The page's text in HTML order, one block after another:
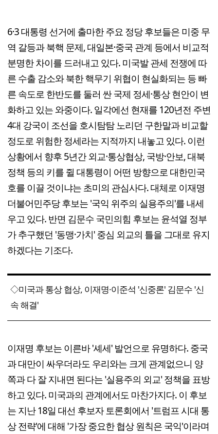
6·3 대통령 선거에 출마한 주요 정당 후보들은 미중 무
역 갈등과 북핵 문제, 대일본·중국 관계 등에서 비교적
분명한 차이를 드러내고 있다. 미국발 관세 전쟁에 따
른 수출 감소와 북한 핵무기 위협이 현실화되는 등 빠
른 속도로 한반도를 둘러 싼 국제 정세·통상 현안이 변
화하고 있는 와중이다. 일각에선 현재를 120년전 주변
4대 강국이 조선을 호시탐탐 노리던 구한말과 비교할
정도로 위험한 정세라는 지적까지 내놓고 있다. 이런
상황에서 향후 5년간 외교·통상협상, 국방·안보, 대북
정책 등의 키를 쥘 대통령이 어떤 방향으로 대한민국
호를 이끌 것이냐는 초미의 관심사다. 대체로 이재명
더불어민주당 후보는 '국익 위주의 실용주의'를 내세
우고 있다. 반면 김문수 국민의힘 후보는 윤석열 정부
가 추구했던 '동맹·가치' 중심 외교의 틀을 그대로 유지
하겠다는 기조다.
◇미국과 통상 협상, 이재명·이준석 '신중론' 김문수 '신
속 해결'
이재명 후보는 이른바 '셰세' 발언으로 유명하다. 중국
과 대만이 싸우더라도 우리와는 크게 관계없으니 양
쪽과 다 잘 지내면 된다는 '실용주의 외교' 정책을 표방
하고 있다. 미국과의 관계에서도 마찬가지다. 이 후보
는 지난 18일 대선 후보자 토론회에서 '트럼프 시대 통
상 전략'에 대해 '가장 중요한 협상 원칙은 국익'이라며